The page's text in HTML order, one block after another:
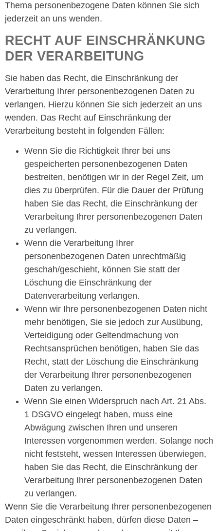
Thema personenbezogene Daten können Sie sich
jederzeit an uns wenden.
RECHT AUF EINSCHRÄNKUNG
DER VERARBEITUNG
Sie haben das Recht, die Einschränkung der
Verarbeitung Ihrer personenbezogenen Daten zu
verlangen. Hierzu können Sie sich jederzeit an uns
wenden. Das Recht auf Einschränkung der
Verarbeitung besteht in folgenden Fällen:
Wenn Sie die Richtigkeit Ihrer bei uns
gespeicherten personenbezogenen Daten
bestreiten, benötigen wir in der Regel Zeit, um
dies zu überprüfen. Für die Dauer der Prüfung
haben Sie das Recht, die Einschränkung der
Verarbeitung Ihrer personenbezogenen Daten
zu verlangen.
Wenn die Verarbeitung Ihrer
personenbezogenen Daten unrechtmäßig
geschah/geschieht, können Sie statt der
Löschung die Einschränkung der
Datenverarbeitung verlangen.
Wenn wir Ihre personenbezogenen Daten nicht
mehr benötigen, Sie sie jedoch zur Ausübung,
Verteidigung oder Geltendmachung von
Rechtsansprüchen benötigen, haben Sie das
Recht, statt der Löschung die Einschränkung
der Verarbeitung Ihrer personenbezogenen
Daten zu verlangen.
Wenn Sie einen Widerspruch nach Art. 21 Abs.
1 DSGVO eingelegt haben, muss eine
Abwägung zwischen Ihren und unseren
Interessen vorgenommen werden. Solange noch
nicht feststeht, wessen Interessen überwiegen,
haben Sie das Recht, die Einschränkung der
Verarbeitung Ihrer personenbezogenen Daten
zu verlangen.
Wenn Sie die Verarbeitung Ihrer personenbezogenen
Daten eingeschränkt haben, dürfen diese Daten –